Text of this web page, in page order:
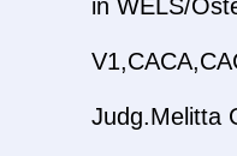
in WELS/
Judg.Melitta